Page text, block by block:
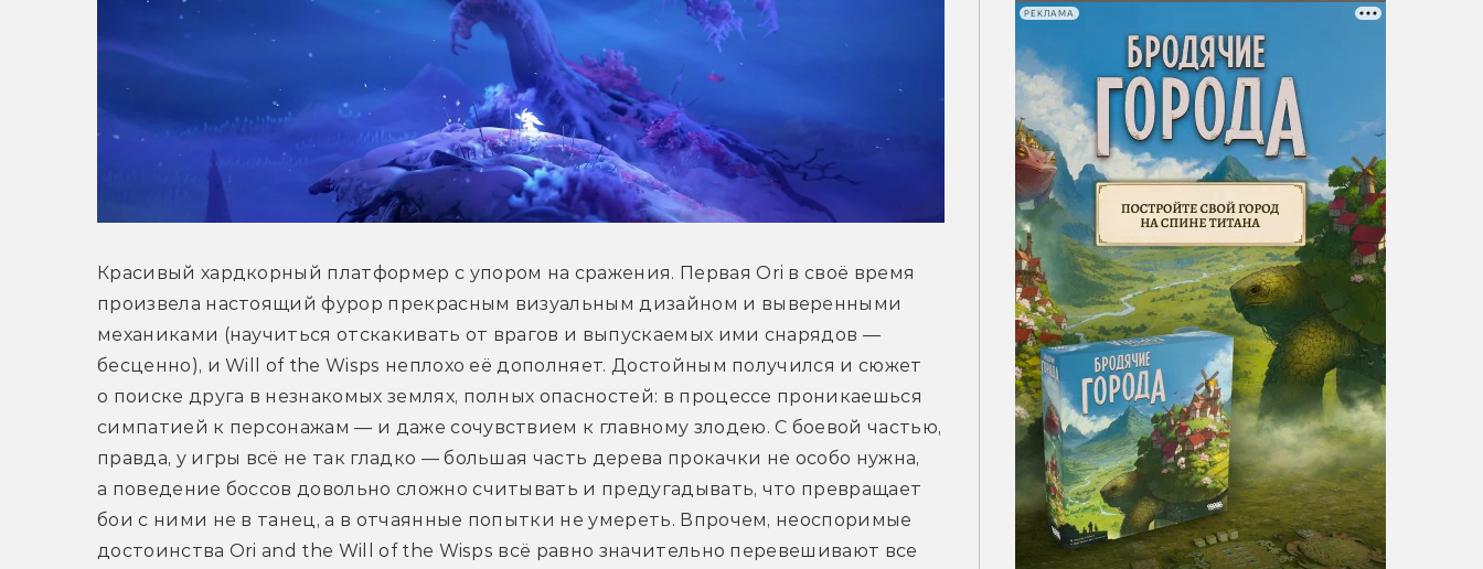
Красивый хардкорный платформер с упором на сражения. Первая Ori в своё время
произвела настоящий фурор прекрасным визуальным дизайном и выверенными
механиками (научиться отскакивать от врагов и выпускаемых ими снарядов —
бесценно), и Will of the Wisps неплохо её дополняет. Достойным получился и сюжет
о поиске друга в незнакомых землях, полных опасностей: в процессе проникаешься
симпатией к персонажам — и даже сочувствием к главному злодею. С боевой частью,
правда, у игры всё не так гладко — большая часть дерева прокачки не особо нужна,
а поведение боссов довольно сложно считывать и предугадывать, что превращает
бои с ними не в танец, а в отчаянные попытки не умереть. Впрочем, неоспоримые
достоинства Ori and the Will of the Wisps всё равно значительно перевешивают все
РЕКЛАМА